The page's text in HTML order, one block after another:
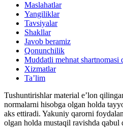
Maslahatlar
Yangiliklar
Tavsiyalar
Shakllar
Javob beramiz
Qonunchilik
Muddatli mehnat shartnomasi
Xizmatlar
Ta’lim
Tushuntirishlar material e’lon
normalarni hisobga olgan holda
aks ettiradi. Yakuniy qarorni
olgan holda mustaqil ravishda qabul